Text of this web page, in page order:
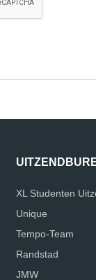
XL Studenten
Unique
Tempo-Team
Randstad
JMW